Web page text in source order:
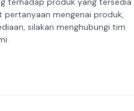
mengenai produk,
silakan menghubungi tim